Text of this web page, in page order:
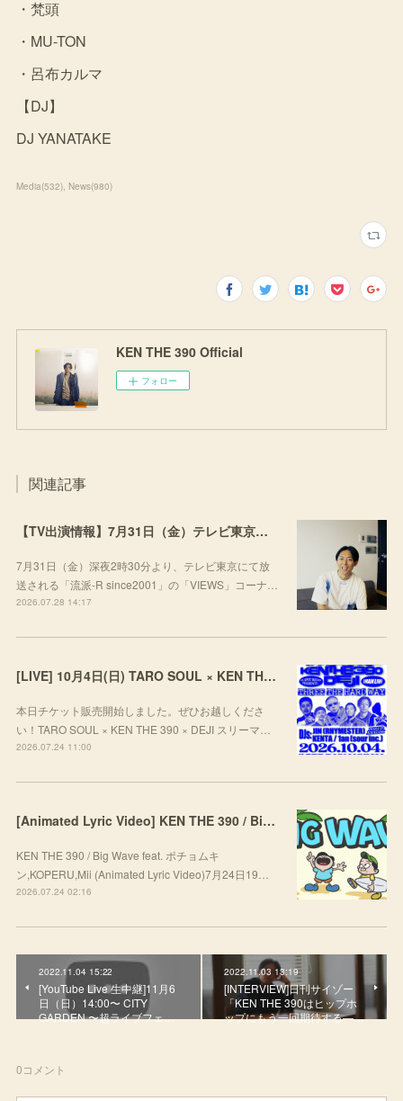
・梵頭
・MU-TON
・呂布カルマ
【DJ】
DJ YANATAKE
Media(532) News(980)
KEN THE 390 Official
フォロー
関連記事
【TV出演情報】7月31日（金）テレビ東京「流派-R since2001」
7月31日（金）深夜2時30分より、テレビ東京にて放
送される「流派-R since2001」の「VIEWS」コーナ…
2026.07.28 14:17
[LIVE] 10月4日(日) TARO SOUL × KEN THE 390 × DEJI スリーマンLIVE "THREE THE HARD WAY” @ ORD. 代官山
本日チケット販売開始しました。ぜひお越しくださ
い！TARO SOUL × KEN THE 390 × DEJI スリーマ…
2026.07.24 11:00
[Animated Lyric Video] KEN THE 390 / Big Wave feat. ポチョムキン,KOPERU,Mii
KEN THE 390 / Big Wave feat. ポチョムキ
ン,KOPERU,Mii (Animated Lyric Video)7月24日19…
2026.07.24 02:16
2022.11.04 15:22
[YouTube Live 生中継]11月6
日（日）14:00〜 CITY
GARDEN 〜超ライブフェ…
2022.11.03 13:19
[INTERVIEW]日刊サイゾー
「KEN THE 390はヒップホ
ップにもう一回期待する―…
0コメント